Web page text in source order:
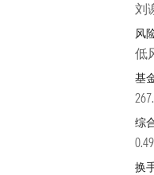
刘
风
低
基
综
换